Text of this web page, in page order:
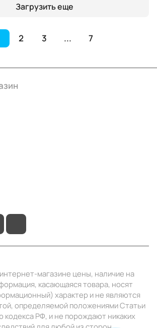
Загрузить еще
2 3 ... 7
магазине цены, наличие на
касающаяся товара, носят
характер и не являются
определяемой положениями Статьи
кодекса РФ, и не порождают никаких